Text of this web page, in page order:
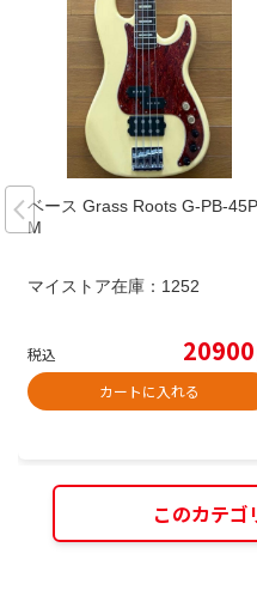
ベース Grass Roots G-PB-45P
M
マイストア在庫： 1252
税込 20900
カートに入れる
このカテゴ